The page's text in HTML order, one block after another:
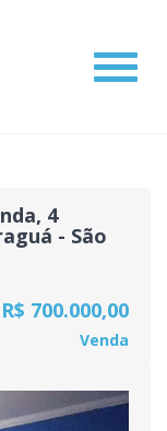
#
4
- São
R$ 700.000,00
Venda